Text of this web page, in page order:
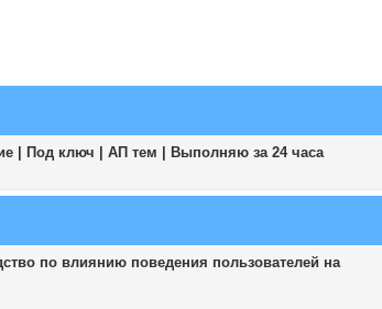
| Под ключ | АП тем | Выполняю за 24 часа
по влиянию поведения пользователей на